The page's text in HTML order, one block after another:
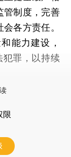
管制度，完善
各方责任。
能力建设，
犯罪，以持续
限